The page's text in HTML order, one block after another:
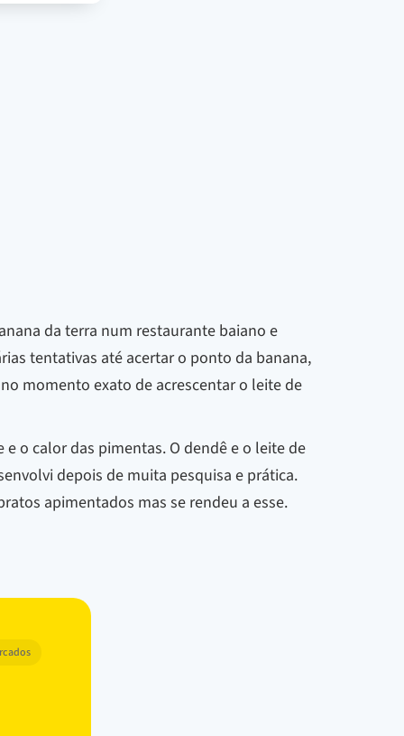
da terra num restaurante baiano e
tentativas até acertar o ponto da banana,
momento exato de acrescentar o leite de
o calor das pimentas. O dendê e o leite de
depois de muita pesquisa e prática.
apimentados mas se rendeu a esse.